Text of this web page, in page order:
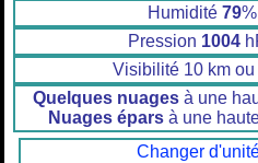
Humidité 79%
Pression 1004
Visibilité 10 km
Quelques nuages à une
Nuages épars à une
Changer